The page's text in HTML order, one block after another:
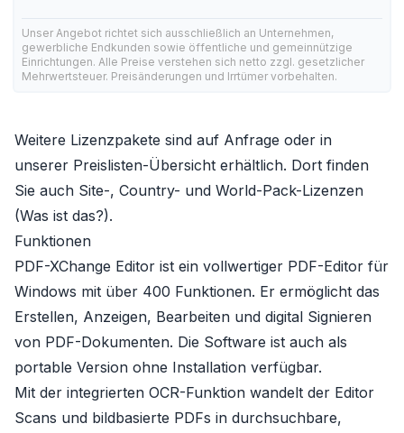
Unser Angebot richtet sich ausschließlich an Unternehmen,
gewerbliche Endkunden sowie öffentliche und gemeinnützige
Einrichtungen. Alle Preise verstehen sich netto zzgl. gesetzlicher
Mehrwertsteuer. Preisänderungen und Irrtümer vorbehalten.
Weitere Lizenzpakete sind auf Anfrage oder in
unserer Preislisten-Übersicht erhältlich. Dort finden
Sie auch Site-, Country- und World-Pack-Lizenzen
(Was ist das?).
Funktionen
PDF-XChange Editor ist ein vollwertiger PDF-Editor für
Windows mit über 400 Funktionen. Er ermöglicht das
Erstellen, Anzeigen, Bearbeiten und digital Signieren
von PDF-Dokumenten. Die Software ist auch als
portable Version ohne Installation verfügbar.
Mit der integrierten OCR-Funktion wandelt der Editor
Scans und bildbasierte PDFs in durchsuchbare,